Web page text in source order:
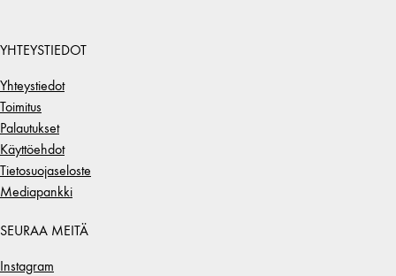
YHTEYSTIEDOT
Yhteystiedot
Toimitus
Palautukset
Käyttöehdot
Tietosuojaseloste
Mediapankki
SEURAA MEITÄ
Instagram